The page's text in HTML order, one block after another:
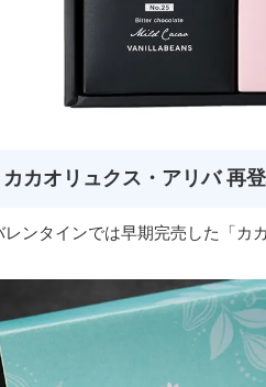
カカオリュクス・アリバ 再登
レンタインでは早期完売した「カ